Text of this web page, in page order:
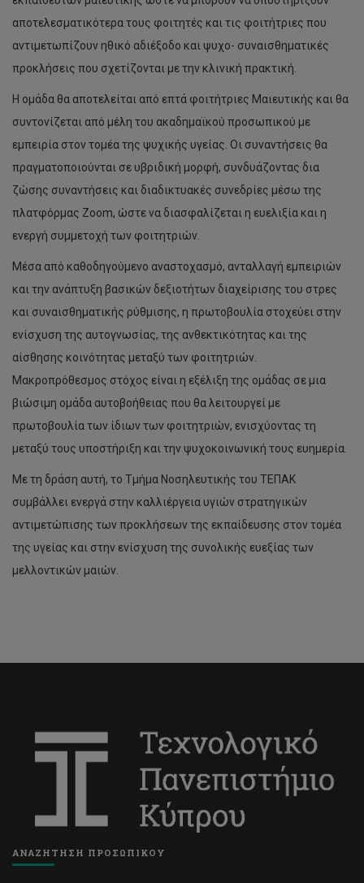
αποτελεσματικότερα τους φοιτητές και τις φοιτήτριες που
αντιμετωπίζουν ηθικό αδιέξοδο και ψυχο- συναισθηματικές
προκλήσεις που σχετίζονται με την κλινική πρακτική.
Η ομάδα θα αποτελείται από επτά φοιτήτριες Μαιευτικής και θα
συντονίζεται από μέλη του ακαδημαϊκού προσωπικού με
εμπειρία στον τομέα της ψυχικής υγείας. Οι συναντήσεις θα
πραγματοποιούνται σε υβριδική μορφή, συνδυάζοντας δια
ζώσης συναντήσεις και διαδικτυακές συνεδρίες μέσω της
πλατφόρμας Zoom, ώστε να διασφαλίζεται η ευελιξία και η
ενεργή συμμετοχή των φοιτητριών.
Μέσα από καθοδηγούμενο αναστοχασμό, ανταλλαγή εμπειριών
και την ανάπτυξη βασικών δεξιοτήτων διαχείρισης του στρες
και συναισθηματικής ρύθμισης, η πρωτοβουλία στοχεύει στην
ενίσχυση της αυτογνωσίας, της ανθεκτικότητας και της
αίσθησης κοινότητας μεταξύ των φοιτητριών.
Μακροπρόθεσμος στόχος είναι η εξέλιξη της ομάδας σε μια
βιώσιμη ομάδα αυτοβοήθειας που θα λειτουργεί με
πρωτοβουλία των ίδιων των φοιτητριών, ενισχύοντας τη
μεταξύ τους υποστήριξη και την ψυχοκοινωνική τους ευημερία.
Με τη δράση αυτή, το Τμήμα Νοσηλευτικής του ΤΕΠΑΚ
συμβάλλει ενεργά στην καλλιέργεια υγιών στρατηγικών
αντιμετώπισης των προκλήσεων της εκπαίδευσης στον τομέα
της υγείας και στην ενίσχυση της συνολικής ευεξίας των
μελλοντικών μαιών.
ΑΝΑΖΗΤΗΣΗ ΠΡΟΣΩΠΙΚΟΥ